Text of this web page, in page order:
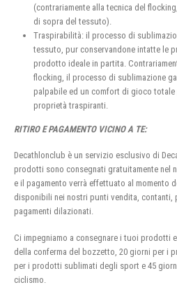
(contrariamente alla tecnica del
di sopra del tessuto).
Traspirabilità: il processo di
tessuto, pur conservandone intatte le
prodotto ideale in partita.
flocking, il processo di sublimazione
palpabile ed un comfort di gioco totale
proprietà traspiranti.
RITIRO E PAGAMENTO VICINO A TE:
Decathlonclub è un servizio esclusivo di
prodotti sono consegnati gratuitamente nel
e il pagamento verrà effettuato al momento
disponibili nei nostri punti vendita, contanti,
pagamenti dilazionati.
Ci impegniamo a consegnare i tuoi prodotti
della conferma del bozzetto, 20 giorni per i
per i prodotti sublimati degli sport e 45
ciclismo.